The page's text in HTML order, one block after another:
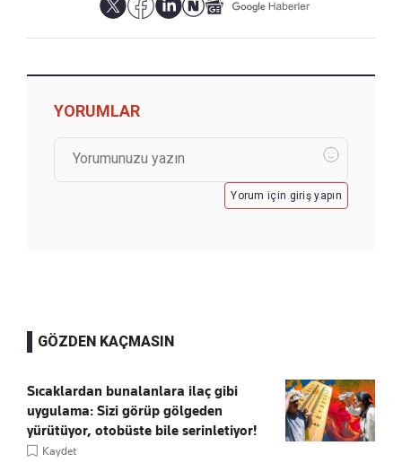
YORUMLAR
Yorum için giriş yapın
GÖZDEN KAÇMASIN
Sıcaklardan bunalanlara ilaç gibi
uygulama: Sizi görüp gölgeden
yürütüyor, otobüste bile serinletiyor!
Kaydet